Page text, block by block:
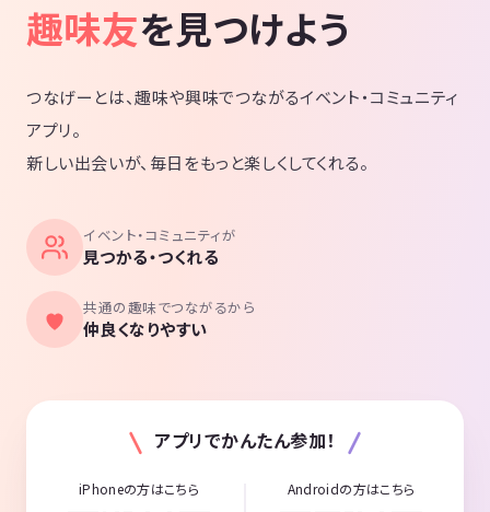
趣味友を見つけよう
つなげーとは、趣味や興味でつながるイベント・コミュニティ
アプリ。
新しい出会いが、毎日をもっと楽しくしてくれる。
イベント・コミュニティが
見つかる・つくれる
共通の趣味でつながるから
仲良くなりやすい
アプリでかんたん参加！
iPhoneの方はこちら Androidの方はこちら